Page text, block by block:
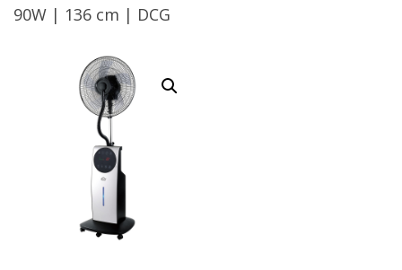
90W | 136 cm | DCG